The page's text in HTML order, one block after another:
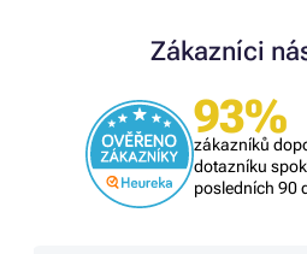
Zákazníci
93%
zákazníků
dotazníku
posledních 90